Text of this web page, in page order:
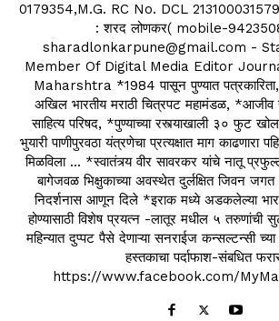
0179354,M.G. RC No. DCL
: शरद लोणकर( mobile-
sharadlonkarpune@gmail.com -
Member Of Digital Media Editor
Maharshtra *1984 पासून पुण्यात
अखिल भारतीय मराठी चित्रपट महामंडळ, *आजीव
साहित्य परिषद, *पुण्याच्या रस्त्याखाली ३० फुट
भुयारी पाणीपुरवठा यंत्रणेचा प्रत्यक्षात माग काढणारा
मिळविला ... *स्वातंत्र्य वीर सावरकर यांचे नातू
बागेजवळ भिक्षुकाच्या अवस्थेत दुर्लक्षित जिवन
निदर्शनास आणून दिले *इराक मध्ये अडकलेल्या
होण्यासाठी विशेष प्रयत्न -लातूर मधील ५ तरुणांची
महिन्यात दुप्पट पैसे देणाऱ्या सनराईज कन्सल्टन्सी
हस्तकाचा पर्दाफाश-संबधित
https://www.facebook.com/